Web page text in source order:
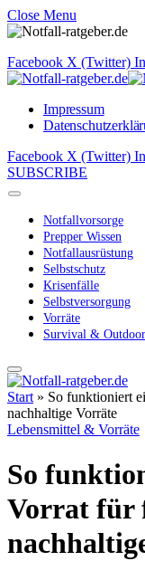
Close Menu
Facebook X (Twitter)
Impressum
Facebook X (Twitter)
SUBSCRIBE
Notfallvorsorge
Prepper Wissen
Notfallausrüstung
Selbstschutz
Krisenfälle
Selbstversorgung
Vorräte
Survival & Outdoor
Start » So funktioniert
nachhaltige Vorräte
Lebensmittel & Vorräte
So
Vorrat für